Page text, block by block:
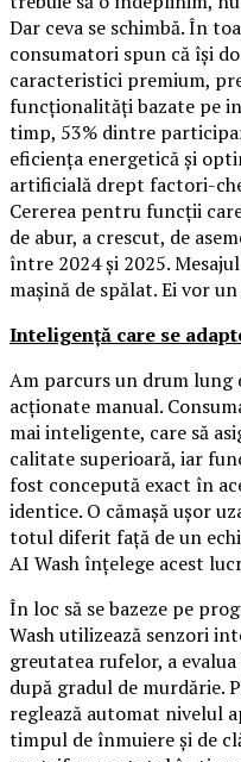
Dar ceva se schimbă. În
consumatori spun că își
caracteristici premium,
funcționalități bazate pe
timp, 53% dintre
eficiența energetică și
artificială drept factori-
Cererea pentru funcții
de abur, a crescut, de
între 2024 și 2025.
mașină de spălat. Ei vor
Inteligență care se
Am parcurs un drum lung
acționate manual.
mai inteligente, care să
calitate superioară, iar
fost concepută exact în
identice. O cămașă ușor
totul diferit față de un
AI Wash înțelege acest
În loc să se bazeze pe
Wash utilizează senzori
greutatea rufelor, a
după gradul de murdărie.
reglează automat nivelul
timpul de înmuiere și de